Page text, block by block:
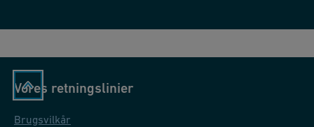
Vores retningslinier
Brugsvilkår